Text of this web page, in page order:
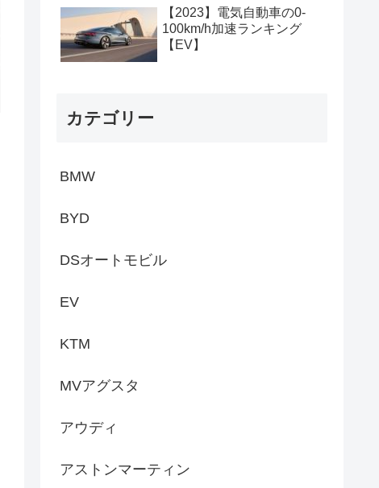
【2023】電気自動車の0-
100km/h加速ランキング
【EV】
カテゴリー
BMW
BYD
DSオートモビル
EV
KTM
MVアグスタ
アウディ
アストンマーティン